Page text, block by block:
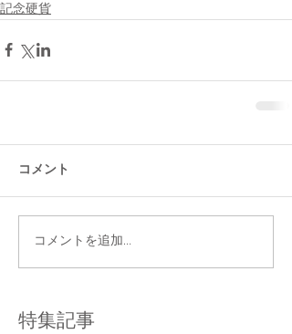
記念硬貨
コメント
コメントを追加…
特集記事